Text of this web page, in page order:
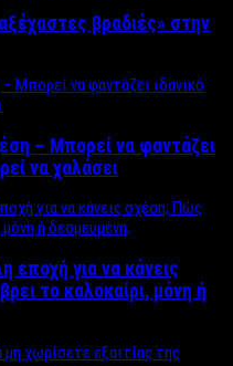
βραδιές» στην
– Μπορεί να φαντάζει
να χαλάσει
εποχή για να κάνεις
το καλοκαίρι, μόνη ή